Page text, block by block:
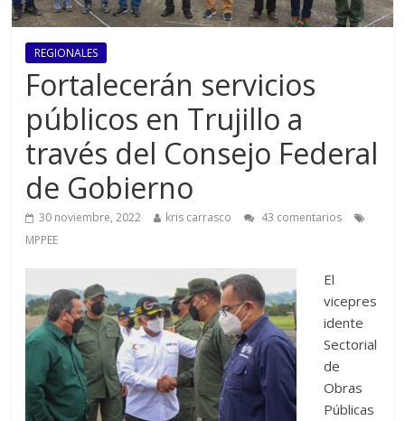
REGIONALES
Fortalecerán servicios
públicos en Trujillo a
través del Consejo Federal
de Gobierno
30 noviembre, 2022 kris carrasco
43 comentarios
MPPEE
El
vicepres
idente
Sectorial
de
Obras
Públicas